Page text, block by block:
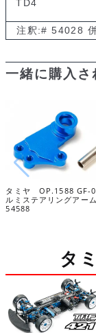
TD4
注釈:# 54028
一緒に購入さ
タミヤ OP.1588 GF-
ルミステアリングアー
54588
タ